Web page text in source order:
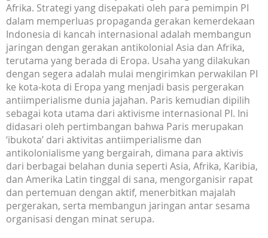
Afrika. Strategi yang disepakati oleh para pemimpin PI
dalam memperluas propaganda gerakan kemerdekaan
Indonesia di kancah internasional adalah membangun
jaringan dengan gerakan antikolonial Asia dan Afrika,
terutama yang berada di Eropa. Usaha yang dilakukan
dengan segera adalah mulai mengirimkan perwakilan PI
ke kota-kota di Eropa yang menjadi basis pergerakan
antiimperialisme dunia jajahan. Paris kemudian dipilih
sebagai kota utama dari aktivisme internasional PI. Ini
didasari oleh pertimbangan bahwa Paris merupakan
‘ibukota’ dari aktivitas antiimperialisme dan
antikolonialisme yang bergairah, dimana para aktivis
dari berbagai belahan dunia seperti Asia, Afrika, Karibia,
dan Amerika Latin tinggal di sana, mengorganisir rapat
dan pertemuan dengan aktif, menerbitkan majalah
pergerakan, serta membangun jaringan antar sesama
organisasi dengan minat serupa.